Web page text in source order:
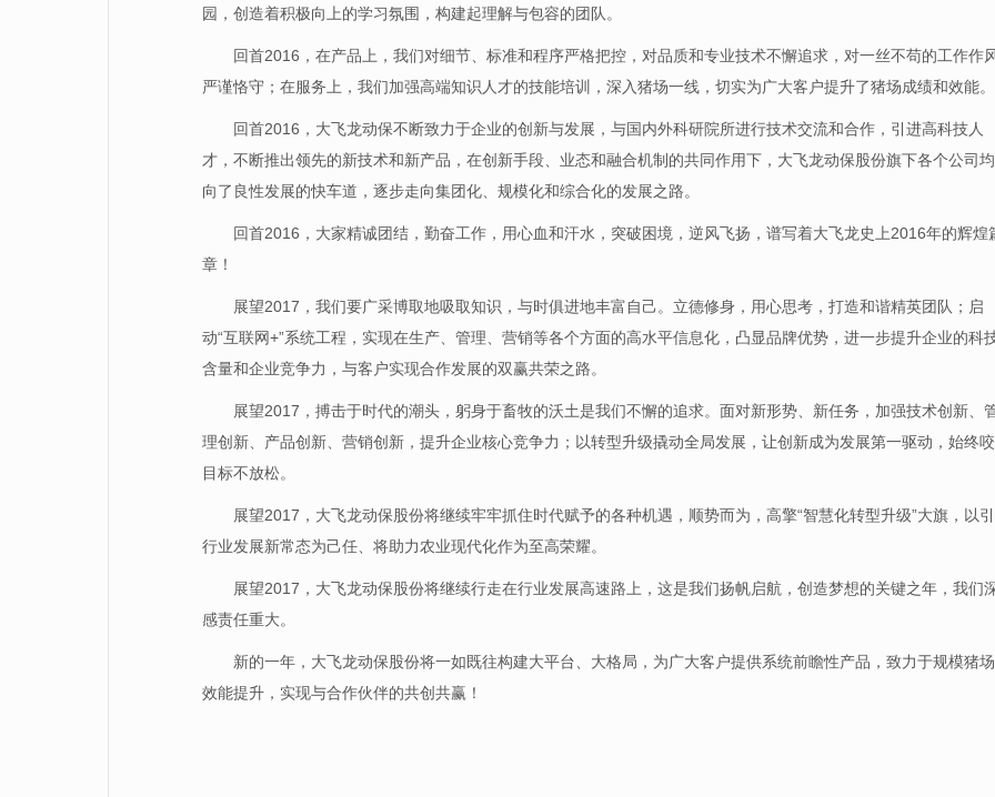
园，创造着积极向上的学习氛围，构建起理解与包容的团队。
回首2016，在产品上，我们对细节、标准和程序严格把控，对品质和专业技术不懈追求，对一丝不苟的工作作
严谨恪守；在服务上，我们加强高端知识人才的技能培训，深入猪场一线，切实为广大客户提升了猪场成绩和效能。
回首2016，大飞龙动保不断致力于企业的创新与发展，与国内外科研院所进行技术交流和合作，引进高科技人
才，不断推出领先的新技术和新产品，在创新手段、业态和融合机制的共同作用下，大飞龙动保股份旗下各个公司
向了良性发展的快车道，逐步走向集团化、规模化和综合化的发展之路。
回首2016，大家精诚团结，勤奋工作，用心血和汗水，突破困境，逆风飞扬，谱写着大飞龙史上2016年的辉煌
章！
展望2017，我们要广采博取地吸取知识，与时俱进地丰富自己。立德修身，用心思考，打造和谐精英团队；启
动“互联网+”系统工程，实现在生产、管理、营销等各个方面的高水平信息化，凸显品牌优势，进一步提升企业的科
含量和企业竞争力，与客户实现合作发展的双赢共荣之路。
展望2017，搏击于时代的潮头，躬身于畜牧的沃土是我们不懈的追求。面对新形势、新任务，加强技术创新、
理创新、产品创新、营销创新，提升企业核心竞争力；以转型升级撬动全局发展，让创新成为发展第一驱动，始终
目标不放松。
展望2017，大飞龙动保股份将继续牢牢抓住时代赋予的各种机遇，顺势而为，高擎“智慧化转型升级”大旗，以
行业发展新常态为己任、将助力农业现代化作为至高荣耀。
展望2017，大飞龙动保股份将继续行走在行业发展高速路上，这是我们扬帆启航，创造梦想的关键之年，我们
感责任重大。
新的一年，大飞龙动保股份将一如既往构建大平台、大格局，为广大客户提供系统前瞻性产品，致力于规模猪
效能提升，实现与合作伙伴的共创共赢！